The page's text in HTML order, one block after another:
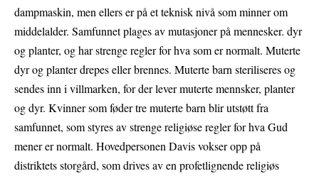
dampmaskin, men ellers er på et teknisk nivå som minner om
middelalder. Samfunnet plages av mutasjoner på mennesker. dyr
og planter, og har strenge regler for hva som er normalt. Muterte
dyr og planter drepes eller brennes. Muterte barn steriliseres og
sendes inn i villmarken, for der lever muterte mennsker, planter
og dyr. Kvinner som føder tre muterte barn blir utstøtt fra
samfunnet, som styres av strenge religiøse regler for hva Gud
mener er normalt. Hovedpersonen Davis vokser opp på
distriktets storgård, som drives av en profetlignende religiøs